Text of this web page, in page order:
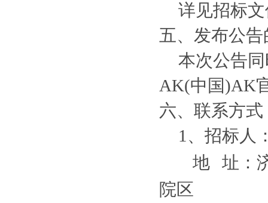
详见招标
五、发布公告
本次公告
AK(中国)AK
六、联系方式
1、招标人
地
址：
院区